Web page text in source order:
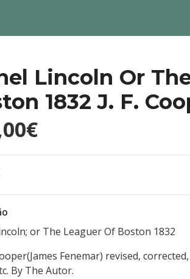
Lincoln Or
1832 J. F.
or The Leaguer Of Boston 1832
Fenemar) revised,
By The Autor.